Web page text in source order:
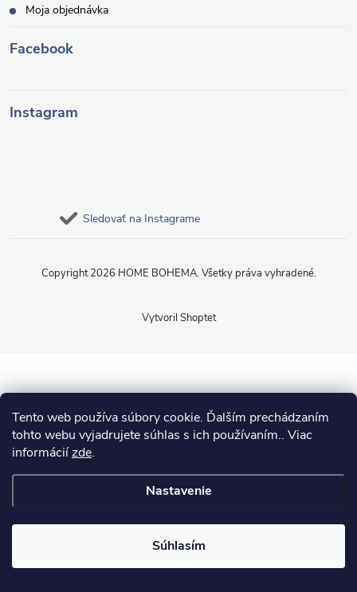
Tento web používa súbory cookie. Ďalším prechádzaním
tohto webu vyjadrujete súhlas s ich používaním.. Viac
informáciízde.
Nastavenie
Súhlasím
Moja objednávka
Facebook
Instagram
Sledovať na Instagrame
Vytvoril Shoptet
Copyright 2026 HOME BOHEMA. Všetky práva vyhradené.